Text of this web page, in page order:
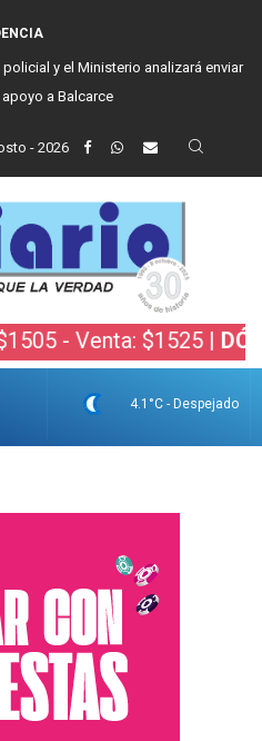
y el Ministerio analizará enviar
a Balcarce
- 2026
Venta: $1525 |DÓLAR
4.1°C - Despejado